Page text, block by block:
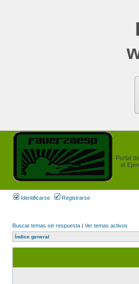
Portal
el
Identificarse Registrarse
Buscar temas sin respuesta | Ver temas activos
Índice general